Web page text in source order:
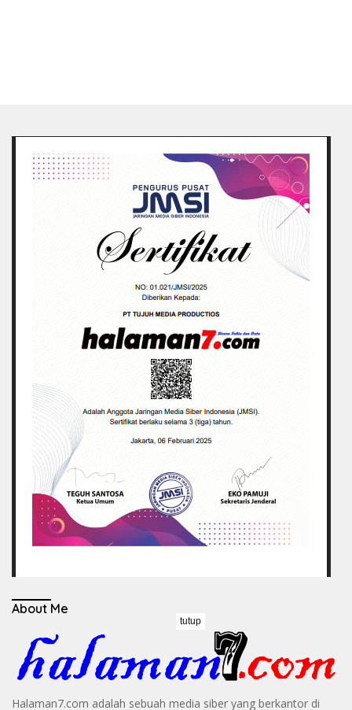
About Me
Halaman7.com adalah sebuah media siber yang berkantor di
tutup